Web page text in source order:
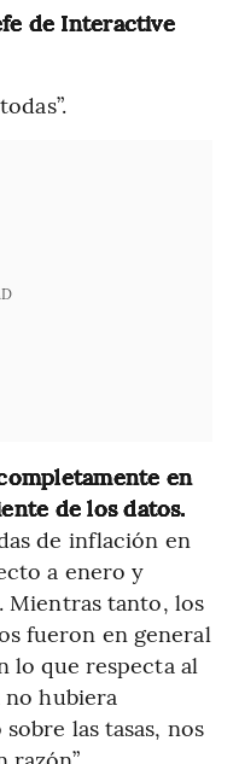
de Interactive
en
de los datos.
de inflación en
a enero y
Mientras tanto, los
fueron en general
lo que respecta al
no hubiera
las tasas, nos